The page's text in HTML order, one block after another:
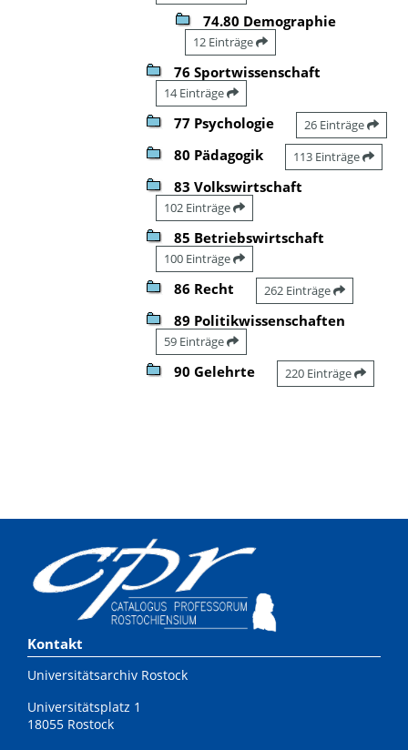
74.80 Demographie
12 Einträge
76 Sportwissenschaft
14 Einträge
77 Psychologie 26 Einträge
80 Pädagogik 113 Einträge
83 Volkswirtschaft
102 Einträge
85 Betriebswirtschaft
100 Einträge
86 Recht 262 Einträge
89 Politikwissenschaften
59 Einträge
90 Gelehrte 220 Einträge
Kontakt
Universitätsarchiv Rostock
Universitätsplatz 1
18055 Rostock